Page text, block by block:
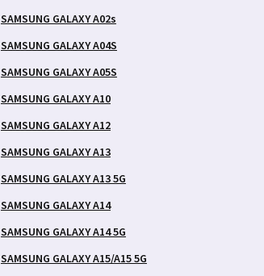
SAMSUNG GALAXY A02s
SAMSUNG GALAXY A04S
SAMSUNG GALAXY A05S
SAMSUNG GALAXY A10
SAMSUNG GALAXY A12
SAMSUNG GALAXY A13
SAMSUNG GALAXY A13 5G
SAMSUNG GALAXY A14
SAMSUNG GALAXY A14 5G
SAMSUNG GALAXY A15/A15 5G